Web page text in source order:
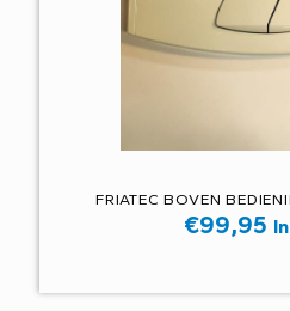
FRIATEC BOVEN
€99,95